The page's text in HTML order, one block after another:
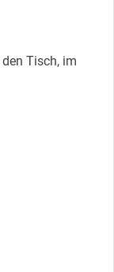
Tisch, im